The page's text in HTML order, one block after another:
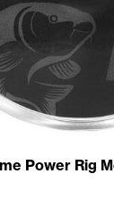
Power Rig